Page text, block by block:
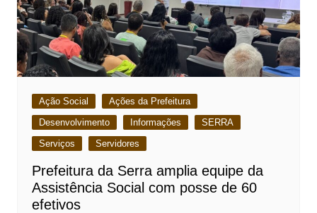
Ação Social
Ações da Prefeitura
Desenvolvimento
Informações
SERRA
Serviços
Servidores
Prefeitura da Serra amplia equipe da
Assistência Social com posse de 60
efetivos